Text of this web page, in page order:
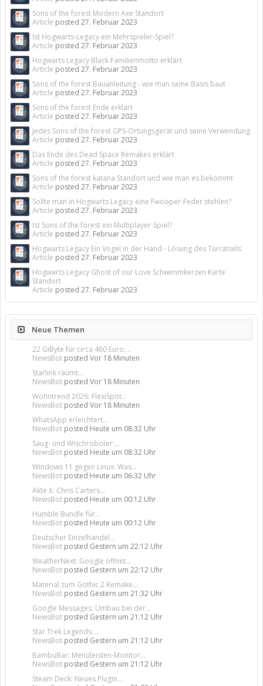
Sons of the forest Modern Axe Standort
Article posted 27. Februar 2023
Ist Hogwarts-Legacy ein Mehrspieler-Spiel?
Article posted 27. Februar 2023
Hogwarts Legacy Black Familienmotto erklärt
Article posted 27. Februar 2023
Sons of the forest Bauanleitung - wie man seine Basis baut
Article posted 27. Februar 2023
Sons of the forest Ende erklärt
Article posted 27. Februar 2023
Jedes Sons of the forest GPS-Ortungsgerät und seine Verwendung
Article posted 27. Februar 2023
Das Ende des Dead Space Remakes erklärt
Article posted 27. Februar 2023
Sons of the forest katana Standort und wie man es bekommt
Article posted 27. Februar 2023
Sollte man in Hogwarts Legacy eine Fwooper-Feder stehlen?
Article posted 27. Februar 2023
Ist Sons of the forest ein Multiplayer-Spiel?
Article posted 27. Februar 2023
Hogwarts Legacy Ein Vogel in der Hand - Lösung des Türrätsels
Article posted 27. Februar 2023
Hogwarts Legacy Ghost of our Love Schwimmkerzen Karte
Standort
Article posted 27. Februar 2023
Neue Themen
22 GiByte für circa 460 Euro:...
NewsBot posted Vor 18 Minuten
Starlink räumt...
NewsBot posted Vor 18 Minuten
Wohntrend 2026: FlexiSpot...
NewsBot posted Vor 18 Minuten
WhatsApp erleichtert...
NewsBot posted Heute um 08:32 Uhr
Saug- und Wischroboter:...
NewsBot posted Heute um 08:32 Uhr
Windows 11 gegen Linux: Was...
NewsBot posted Heute um 06:32 Uhr
Akte X: Chris Carters...
NewsBot posted Heute um 00:12 Uhr
Humble Bundle für...
NewsBot posted Heute um 00:12 Uhr
Deutscher Einzelhandel...
NewsBot posted Gestern um 22:12 Uhr
WeatherNext: Google öffnet...
NewsBot posted Gestern um 22:12 Uhr
Material zum Gothic 2 Remake...
NewsBot posted Gestern um 21:32 Uhr
Google Messages: Umbau bei der...
NewsBot posted Gestern um 21:12 Uhr
Star Trek Legends:...
NewsBot posted Gestern um 21:12 Uhr
BambuBar: Menüleisten-Monitor...
NewsBot posted Gestern um 21:12 Uhr
Steam Deck: Neues Plugin...